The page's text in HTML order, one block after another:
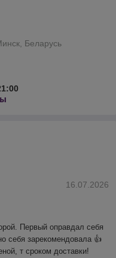
Беларусь
16.07.2026
Первый оправдал себя
себя зарекомендовала 👍
т сроком доставки!